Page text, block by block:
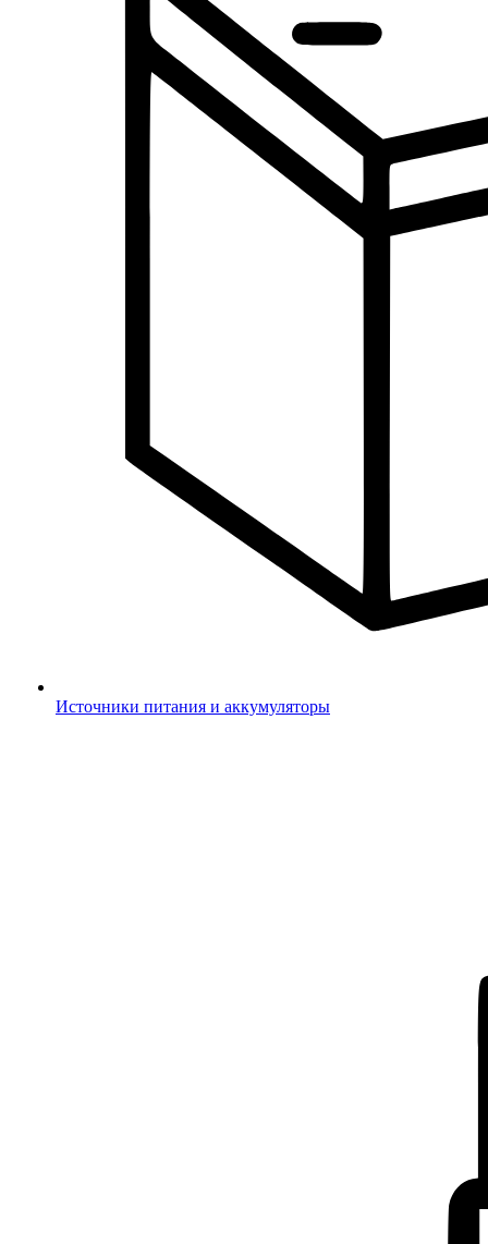
Источники питания и аккумуляторы